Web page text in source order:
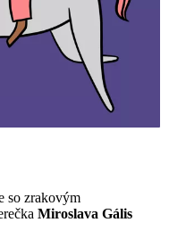
so zrakovým
Miroslava Gális